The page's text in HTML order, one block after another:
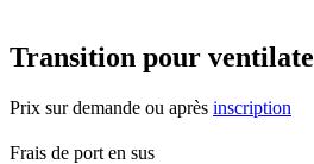
Transition pour
Prix sur demande ou après inscription
Frais de port en sus